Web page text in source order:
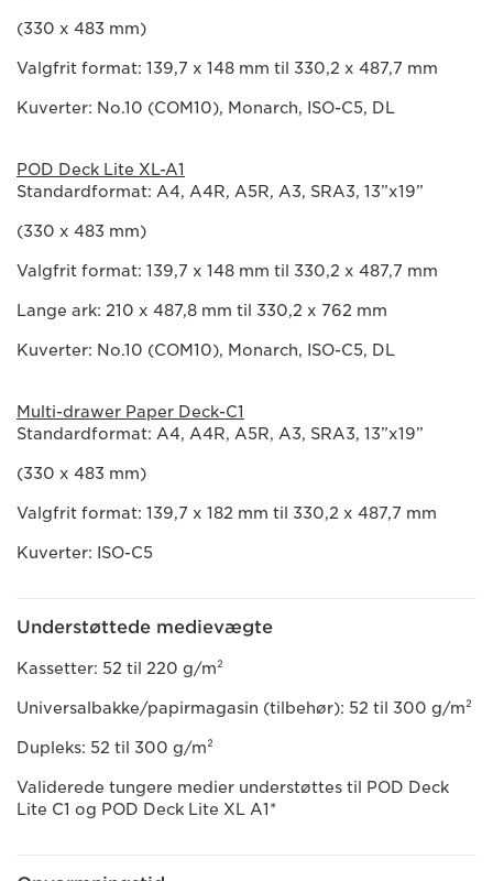
(330 x 483 mm)
Valgfrit format: 139,7 x 148 mm til 330,2 x 487,7 mm
Kuverter: No.10 (COM10), Monarch, ISO-C5, DL
POD Deck Lite XL-A1
Standardformat: A4, A4R, A5R, A3, SRA3, 13”x19”
(330 x 483 mm)
Valgfrit format: 139,7 x 148 mm til 330,2 x 487,7 mm
Lange ark: 210 x 487,8 mm til 330,2 x 762 mm
Kuverter: No.10 (COM10), Monarch, ISO-C5, DL
Multi-drawer Paper Deck-C1
Standardformat: A4, A4R, A5R, A3, SRA3, 13”x19”
(330 x 483 mm)
Valgfrit format: 139,7 x 182 mm til 330,2 x 487,7 mm
Kuverter: ISO-C5
Understøttede medievægte
Kassetter: 52 til 220 g/m²
Universalbakke/papirmagasin (tilbehør): 52 til 300 g/m²
Dupleks: 52 til 300 g/m²
Validerede tungere medier understøttes til POD Deck
Lite C1 og POD Deck Lite XL A1*